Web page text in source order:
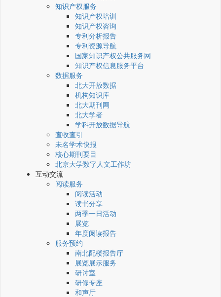
知识产权服务
知识产权培训
知识产权咨询
专利分析报告
专利资源导航
国家知识产权公共服务网
知识产权信息服务平台
数据服务
北大开放数据
机构知识库
北大期刊网
北大学者
学科开放数据导航
查收查引
未名学术快报
核心期刊要目
北京大学数字人文工作坊
互动交流
阅读服务
阅读活动
读书分享
两季一日活动
展览
年度阅读报告
服务预约
南北配楼报告厅
展览展示服务
研讨室
研修专座
和声厅